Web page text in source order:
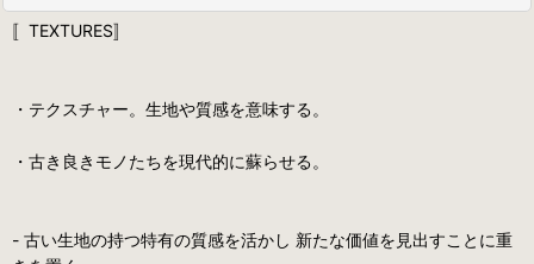
〚TEXTURES〛
・テクスチャー。生地や質感を意味する。
・古き良きモノたちを現代的に蘇らせる。
- 古い生地の持つ特有の質感を活かし 新たな価値を見出すことに重